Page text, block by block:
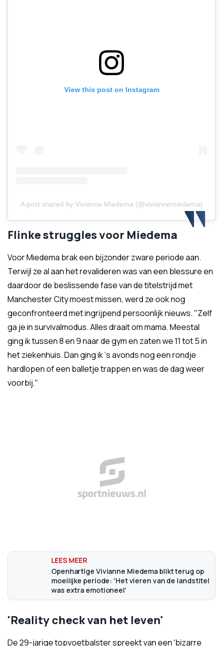
View this post on Instagram
A post shared by Vivianne Miedema (@viviannemiedema)
Flinke struggles voor Miedema
Voor Miedema brak een bijzonder zware periode aan.
Terwijl ze al aan het revalideren was van een blessure en
daardoor de beslissende fase van de titelstrijd met
Manchester City moest missen, werd ze ook nog
geconfronteerd met ingrijpend persoonlijk nieuws. "Zelf
ga je in survivalmodus. Alles draait om mama. Meestal
ging ik tussen 8 en 9 naar de gym en zaten we 11 tot 5 in
het ziekenhuis. Dan ging ik ‘s avonds nog een rondje
hardlopen of een balletje trappen en was de dag weer
voorbij."
Openhartige Vivianne Miedema blikt terug op
moeilijke periode: 'Het vieren van de landstitel
was extra emotioneel'
'Reality check van het leven'
De 29-jarige topvoetbalster spreekt van een 'bizarre